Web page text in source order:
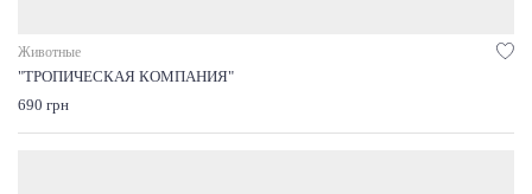
Животные
"ТРОПИЧЕСКАЯ КОМПАНИЯ"
690 грн